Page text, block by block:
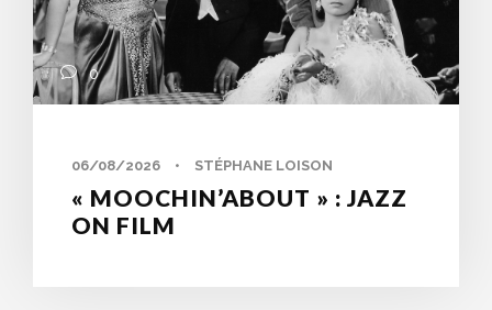
0
06/08/2026 • STÉPHANE LOISON
« MOOCHIN’ABOUT » : JAZZ
ON FILM